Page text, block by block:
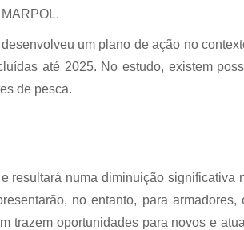
um plano de ação no
até 2025. No estudo, existem
de pesca.
resultará numa diminuição significativa
no entanto, para armadores,
trazem oportunidades para novos e